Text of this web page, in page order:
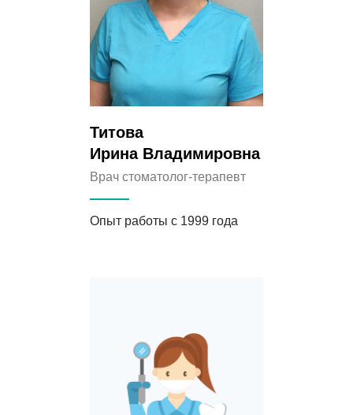
Титова
Ирина Владимировна
Врач стоматолог-терапевт
Опыт работы с 1999 года